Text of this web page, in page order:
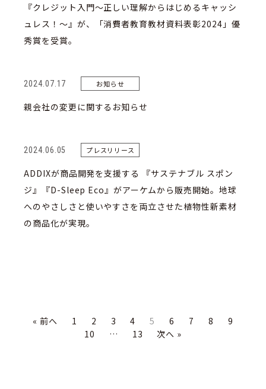
『クレジット入門～正しい理解からはじめるキャッシ
ュレス！～』が、「消費者教育教材資料表彰2024」優
秀賞を受賞。
2024.07.17 お知らせ
親会社の変更に関するお知らせ
2024.06.05 プレスリリース
ADDIXが商品開発を支援する 『サステナブル スポン
ジ』『D-Sleep Eco』がアーケムから販売開始。地球
へのやさしさと使いやすさを両立させた植物性新素材
の商品化が実現。
« 前へ 1 2 3 4 5 6 7 8
9
10
… 13 次へ »